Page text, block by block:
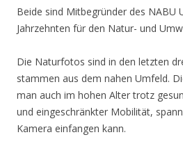
Beide sind Mitbegründer des NABU
Jahrzehnten für den Natur- und
Die Naturfotos sind in den letzten
stammen aus dem nahen Umfeld.
man auch im hohen Alter trotz
und eingeschränkter Mobilität,
Kamera einfangen kann.